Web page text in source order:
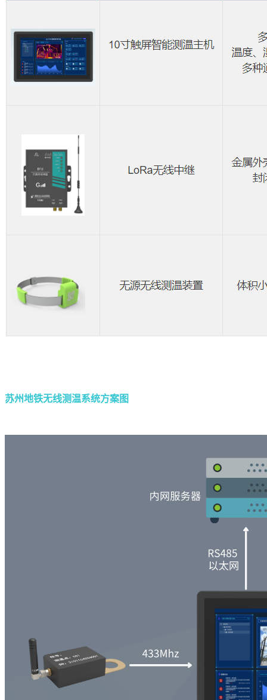
苏州地铁无线测温系统方案图